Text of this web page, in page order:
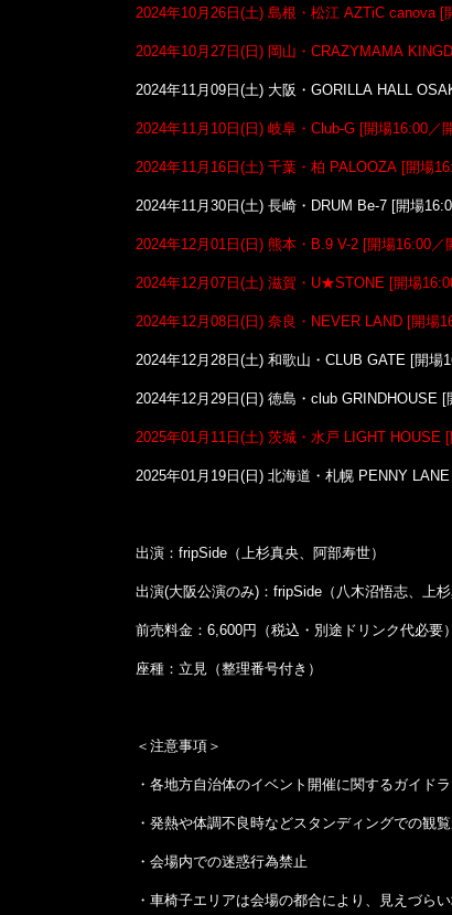
2024年10月26日(土) 島根・松江 AZTiC canova [
2024年10月27日(日) 岡山・CRAZYMAMA
2024年11月09日(土) 大阪・GORILLA HALL
2024年11月10日(日) 岐阜・Club-G [開場16:00／
2024年11月16日(土) 千葉・柏 PALOOZA [開場
2024年11月30日(土) 長崎・DRUM Be-7 [開場
2024年12月01日(日) 熊本・B.9 V-2 [開場16:00／
2024年12月07日(土) 滋賀・U★STONE [開場
2024年12月08日(日) 奈良・NEVER LAND [開場
2024年12月28日(土) 和歌山・CLUB GATE [開場
2024年12月29日(日) 徳島・club GRINDHOUSE
2025年01月11日(土) 茨城・水戸 LIGHT HOUSE
2025年01月19日(日) 北海道・札幌 PENNY
出演：fripSide（上杉真央、阿部寿世）
出演(大阪公演のみ)：fripSide（八木沼悟志、上杉
前売料金：6,600円（税込・別途ドリンク代必要）
座種：立見（整理番号付き）
＜注意事項＞
・各地方自治体のイベント開催に関するガイド
・発熱や体調不良時などスタンディングでの観
・会場内での迷惑行為禁止
・車椅子エリアは会場の都合により、見えづらい